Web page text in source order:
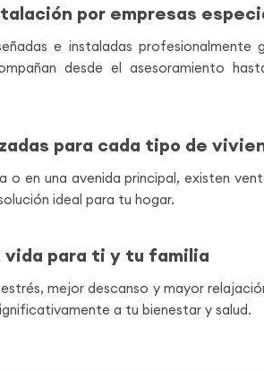
por empresas
e instaladas profesionalmente
desde el asesoramiento
para cada tipo de
o en una avenida principal, existen
ideal para tu hogar.
vida para ti y tu familia
mejor descanso y mayor
a tu bienestar y salud.